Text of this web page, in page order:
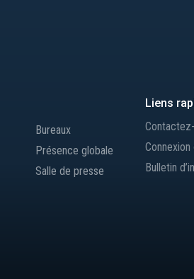
Bureaux
Présence globale
Salle de presse
Liens
Bulletin